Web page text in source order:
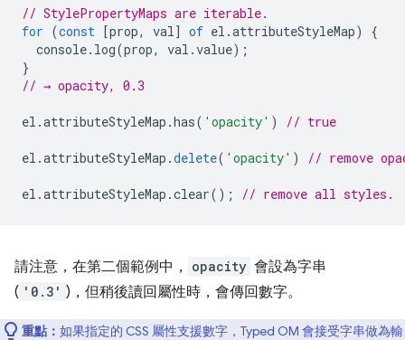
// StylePropertyMaps are iterable.
for (const [prop, val] of el .attributeStyleMap)
{
console. log(prop, val .value);
}
// → opacity, 0.3
el .attributeStyleMap .has( 'opacity' ) // true
el .attributeStyleMap .delete( 'opacity' ) // remove
el .attributeStyleMap .clear(); // remove all styles.
請注意，在第二個範例中， opacity 會設為字串
( '0.3' )，但稍後讀回屬性時，會傳回數字。
重點： 如果指定的 CSS 屬性支援數字，Typed OM 會接受字串做為輸